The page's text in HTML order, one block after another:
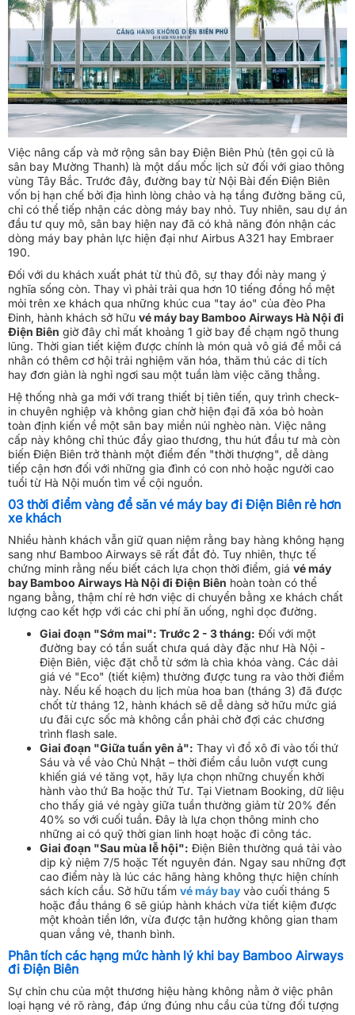
Việc nâng cấp và mở rộng sân bay Điện Biên Phủ (tên gọi cũ là
sân bay Mường Thanh) là một dấu mốc lịch sử đối với giao thông
vùng Tây Bắc. Trước đây, đường bay từ Nội Bài đến Điện Biên
vốn bị hạn chế bởi địa hình lòng chảo và hạ tầng đường băng cũ,
chỉ có thể tiếp nhận các dòng máy bay nhỏ. Tuy nhiên, sau dự án
đầu tư quy mô, sân bay hiện nay đã có khả năng đón nhận các
dòng máy bay phản lực hiện đại như Airbus A321 hay Embraer
190.
Đối với du khách xuất phát từ thủ đô, sự thay đổi này mang ý
nghĩa sống còn. Thay vì phải trải qua hơn 10 tiếng đồng hồ mệt
mỏi trên xe khách qua những khúc cua "tay áo" của đèo Pha
Đinh, hành khách sở hữu vé máy bay Bamboo Airways Hà Nội đi
Điện Biên giờ đây chỉ mất khoảng 1 giờ bay để chạm ngõ thung
lũng. Thời gian tiết kiệm được chính là món quà vô giá để mỗi cá
nhân có thêm cơ hội trải nghiệm văn hóa, thăm thú các di tích
hay đơn giản là nghỉ ngơi sau một tuần làm việc căng thẳng.
Hệ thống nhà ga mới với trang thiết bị tiên tiến, quy trình check-
in chuyên nghiệp và không gian chờ hiện đại đã xóa bỏ hoàn
toàn định kiến về một sân bay miền núi nghèo nàn. Việc nâng
cấp này không chỉ thúc đẩy giao thương, thu hút đầu tư mà còn
biến Điện Biên trở thành một điểm đến "thời thượng", dễ dàng
tiếp cận hơn đối với những gia đình có con nhỏ hoặc người cao
tuổi từ Hà Nội muốn tìm về cội nguồn.
03 thời điểm vàng để săn vé máy bay đi Điện Biên rẻ hơn
xe khách
Nhiều hành khách vẫn giữ quan niệm rằng bay hàng không hạng
sang như Bamboo Airways sẽ rất đắt đỏ. Tuy nhiên, thực tế
chứng minh rằng nếu biết cách lựa chọn thời điểm, giá vé máy
bay Bamboo Airways Hà Nội đi Điện Biên hoàn toàn có thể
ngang bằng, thậm chí rẻ hơn việc di chuyển bằng xe khách chất
lượng cao kết hợp với các chi phí ăn uống, nghỉ dọc đường.
Giai đoạn "Sớm mai": Trước 2 - 3 tháng: Đối với một
đường bay có tần suất chưa quá dày đặc như Hà Nội -
Điện Biên, việc đặt chỗ từ sớm là chìa khóa vàng. Các dải
giá vé "Eco" (tiết kiệm) thường được tung ra vào thời điểm
này. Nếu kế hoạch du lịch mùa hoa ban (tháng 3) đã được
chốt từ tháng 12, hành khách sẽ dễ dàng sở hữu mức giá
ưu đãi cực sốc mà không cần phải chờ đợi các chương
trình flash sale.
Giai đoạn "Giữa tuần yên ả": Thay vì đổ xô đi vào tối thứ
Sáu và về vào Chủ Nhật – thời điểm cầu luôn vượt cung
khiến giá vé tăng vọt, hãy lựa chọn những chuyến khởi
hành vào thứ Ba hoặc thứ Tư. Tại Vietnam Booking, dữ liệu
cho thấy giá vé ngày giữa tuần thường giảm từ 20% đến
40% so với cuối tuần. Đây là lựa chọn thông minh cho
những ai có quỹ thời gian linh hoạt hoặc đi công tác.
Giai đoạn "Sau mùa lễ hội": Điện Biên thường quá tải vào
dịp kỷ niệm 7/5 hoặc Tết nguyên đán. Ngay sau những đợt
cao điểm này là lúc các hãng hàng không thực hiện chính
sách kích cầu. Sở hữu tấm vé máy bay vào cuối tháng 5
hoặc đầu tháng 6 sẽ giúp hành khách vừa tiết kiệm được
một khoản tiền lớn, vừa được tận hưởng không gian tham
quan vắng vẻ, thanh bình.
Phân tích các hạng mức hành lý khi bay Bamboo Airways
đi Điện Biên
Sự chỉn chu của một thương hiệu hàng không nằm ở việc phân
loại hạng vé rõ ràng, đáp ứng đúng nhu cầu của từng đối tượng